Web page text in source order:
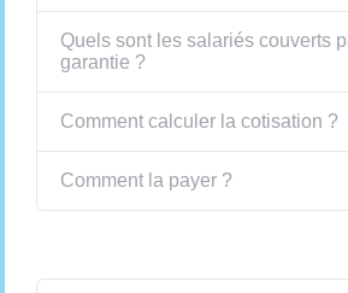
Quels sont les salariés couverts
garantie ?
Comment calculer la cotisation ?
Comment la payer ?